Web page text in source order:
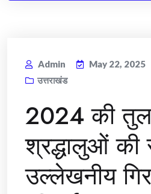
Admin May 22, 2025
उत्तराखंड
2024 की
श्रद्धालुओं की
उल्लेखनीय